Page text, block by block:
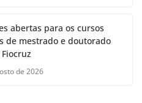
abertas para os cursos
de mestrado e doutorado
de 2026